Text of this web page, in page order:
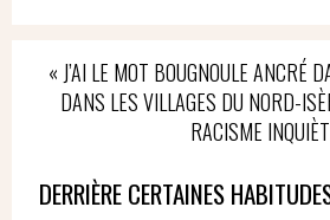
« J’AI LE MOT BOUGNOULE ANCRÉ
DANS LES VILLAGES DU NORD-
RACISME
DERRIÈRE CERTAINES